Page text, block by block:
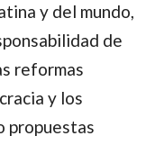
y del mundo,
de
reformas
y los
propuestas